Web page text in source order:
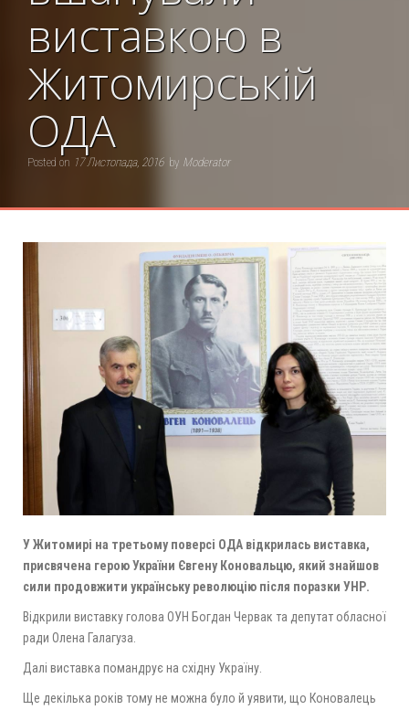
виставкою в
Житомирській
ОДА
Posted on 17 Листопада, 2016 by Moderator
У Житомирі на третьому поверсі ОДА відкрилась виставка,
присвячена герою України Євгену Коновальцю, який знайшов
сили продовжити українську революцію після поразки УНР.
Відкрили виставку голова ОУН Богдан Червак та депутат обласної
ради Олена Галагуза.
Далі виставка помандрує на східну Україну.
Ще декілька років тому не можна було й уявити, що Коновалець